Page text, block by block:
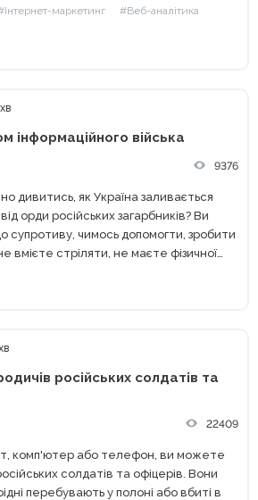
російського агресора. Також,...
маркетинг #Веб-аналітика
інформаційного війська
9376
дивитись, як Україна заливається
орди російських загарбників? Ви
супротиву, чимось допомогти, зробити
вмієте стріляти, не маєте фізичної
допомогу, плести сітки,
російських солдатів та
22409
комп'ютер або телефон, ви можете
солдатів та офіцерів. Вони
перебувають у полоні або вбиті в